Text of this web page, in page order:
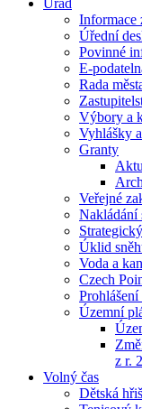
Úřad
Informace
Úřední
Povinné
E-
Rada
Výbory a
Vyhlášky
Granty
Veřejné
Nakládání
Úklid
Voda a
Czech
Územní
z r.
Volný čas
Dětská